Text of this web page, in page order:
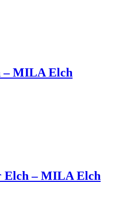
– MILA Elch
Elch – MILA Elch